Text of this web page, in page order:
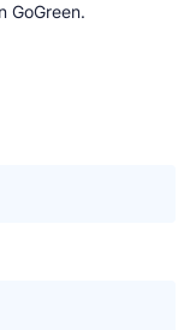
GoGreen.
propaan (R290)
voor zich. Alle
constructie is
verdeelt. Dit